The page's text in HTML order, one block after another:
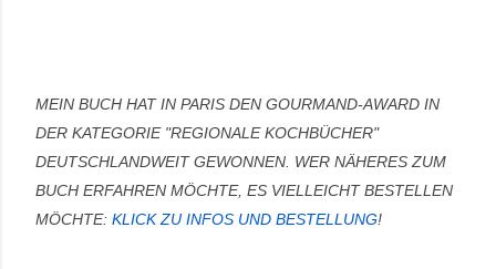
MEIN BUCH HAT IN PARIS DEN GOURMAND-AWARD IN
DER KATEGORIE "REGIONALE KOCHBÜCHER"
DEUTSCHLANDWEIT GEWONNEN. WER NÄHERES ZUM
BUCH ERFAHREN MÖCHTE, ES VIELLEICHT BESTELLEN
MÖCHTE: KLICK ZU INFOS UND BESTELLUNG!